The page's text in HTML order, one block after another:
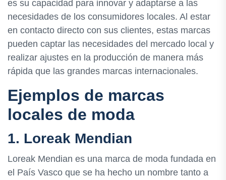
es su capacidad para innovar y adaptarse a las
necesidades de los consumidores locales. Al estar
en contacto directo con sus clientes, estas marcas
pueden captar las necesidades del mercado local y
realizar ajustes en la producción de manera más
rápida que las grandes marcas internacionales.
Ejemplos de marcas
locales de moda
1. Loreak Mendian
Loreak Mendian es una marca de moda fundada en
el País Vasco que se ha hecho un nombre tanto a